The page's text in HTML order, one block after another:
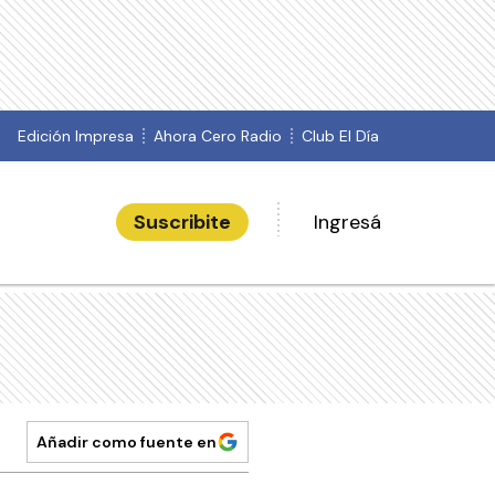
Edición Impresa Ahora Cero Radio Club El Día
Suscribite Ingresá
Añadir como fuente en